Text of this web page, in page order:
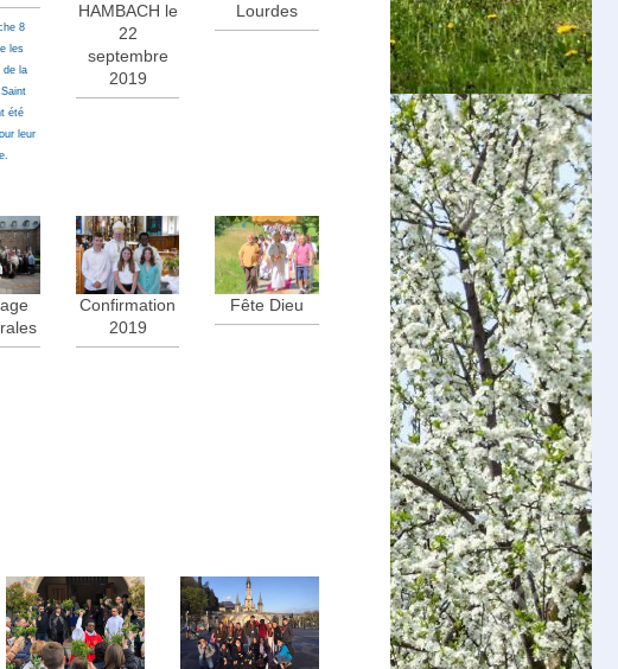
8
les
de la
été
leur
HAMBACH le
22
septembre
2019
Lourdes
Confirmation
2019
Fête Dieu